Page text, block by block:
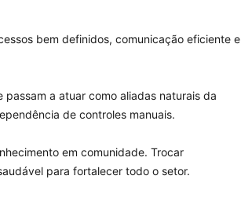
bem definidos, comunicação eficiente e
a atuar como aliadas naturais da
de controles manuais.
em comunidade. Trocar
para fortalecer todo o setor.